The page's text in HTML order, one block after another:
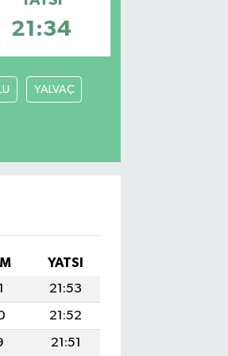
21:34
YALVAÇ
YATSI
21:53
21:52
21:51